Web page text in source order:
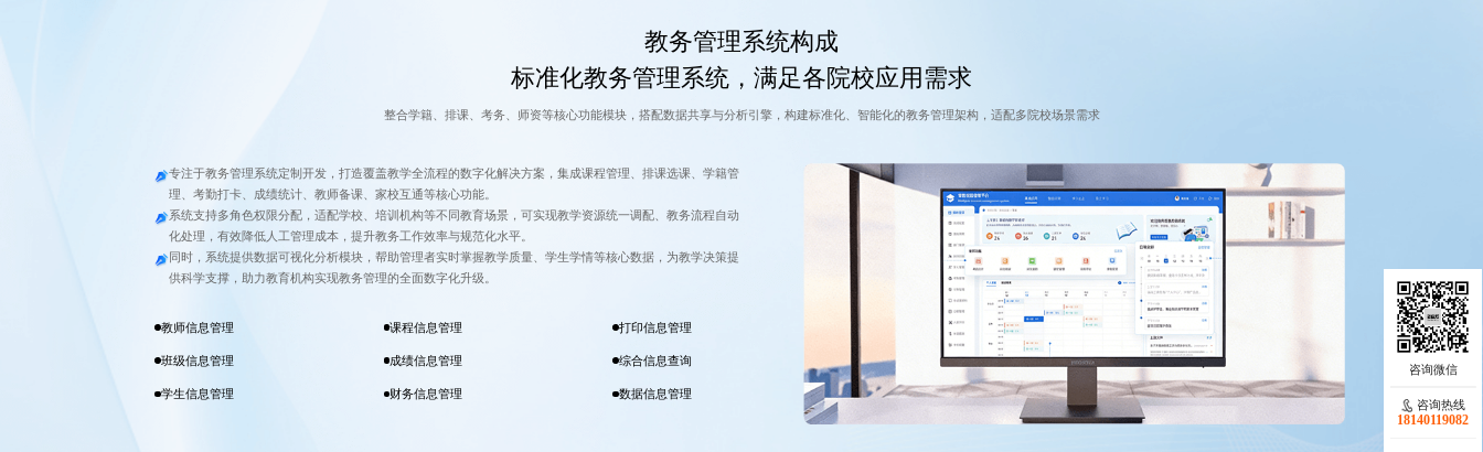
教务管理系统构成
标准化教务管理系统，满足各院校应用需求
整合学籍、排课、考务、师资等核心功能模块，搭配数据共享与分析引擎，构建标准化、智能化的教务管理架构，适配多院校场景需求
专注于教务管理系统定制开发，打造覆盖教学全流程的数字化解决方案，集成课程管理、排课选课、学籍管
理、考勤打卡、成绩统计、教师备课、家校互通等核心功能。
系统支持多角色权限分配，适配学校、培训机构等不同教育场景，可实现教学资源统一调配、教务流程自动
化处理，有效降低人工管理成本，提升教务工作效率与规范化水平。
同时，系统提供数据可视化分析模块，帮助管理者实时掌握教学质量、学生学情等核心数据，为教学决策提
供科学支撑，助力教育机构实现教务管理的全面数字化升级。
教师信息管理 课程信息管理 打印信息管理
班级信息管理 成绩信息管理 综合信息查询
学生信息管理 财务信息管理 数据信息管理
咨询热线
18140119082